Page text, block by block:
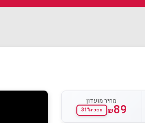
מחיר מועדון
₪89 חסכת31%